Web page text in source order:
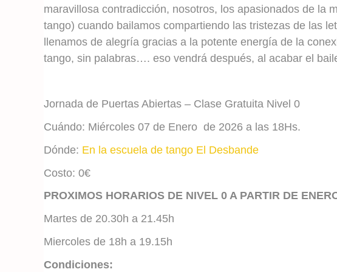
maravillosa contradicción, nosotros, los apasionados de la
tango) cuando bailamos compartiendo las tristezas de las
llenamos de alegría gracias a la potente energía de la
tango, sin palabras…. eso vendrá después, al acabar el
Jornada de Puertas Abiertas – Clase Gratuita Nivel 0
Cuándo: Miércoles 07 de Enero de 2026 a las 18Hs.
Dónde: En la escuela de tango El Desbande
Costo: 0€
PROXIMOS HORARIOS DE NIVEL 0 A PARTIR DE
Martes de 20.30h a 21.45h
Miercoles de 18h a 19.15h
Condiciones: